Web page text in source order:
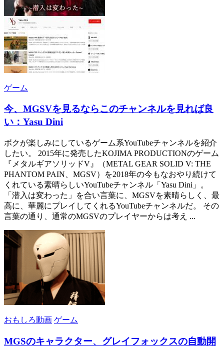
ゲーム
今、MGSVを見るならこのチャンネルを見れば良
い：Yasu Dini
ボクが楽しみにしているゲーム系YouTubeチャンネルを紹介
したい。 2015年に発売したKOJIMA PRODUCTIONのゲーム
『メタルギアソリッドV』（METAL GEAR SOLID V: THE
PHANTOM PAIN、MGSV）を2018年の今もなおやり続けて
くれている素晴らしいYouTubeチャンネル「Yasu Dini」。
「潜入は変わった」を合い言葉に、MGSVを素晴らしく、最
高に、華麗にプレイしてくれるYouTubeチャンネルだ。 その
言葉の通り、通常のMGSVのプレイヤーからは考え ...
おもしろ動画 ゲーム
MGSのキャラクター、グレイフォックスの自動開